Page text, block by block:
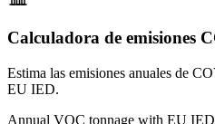
Calculadora de emisiones
Estima las emisiones anuales de
EU IED.
Annual VOC tonnage with EU